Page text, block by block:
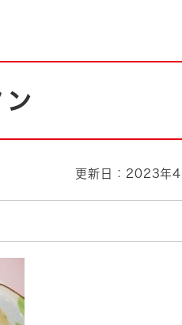
道
ィ・ボラン
環境
市政
更新日：2023年